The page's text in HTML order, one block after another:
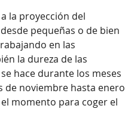
la proyección del
pequeñas o de bien
en las
la dureza de las
hace durante los meses
de noviembre hasta enero
momento para coger el